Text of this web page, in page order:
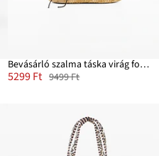
Bevásárló szalma táska virág formájú függő dísszel
5299 Ft 9499 Ft